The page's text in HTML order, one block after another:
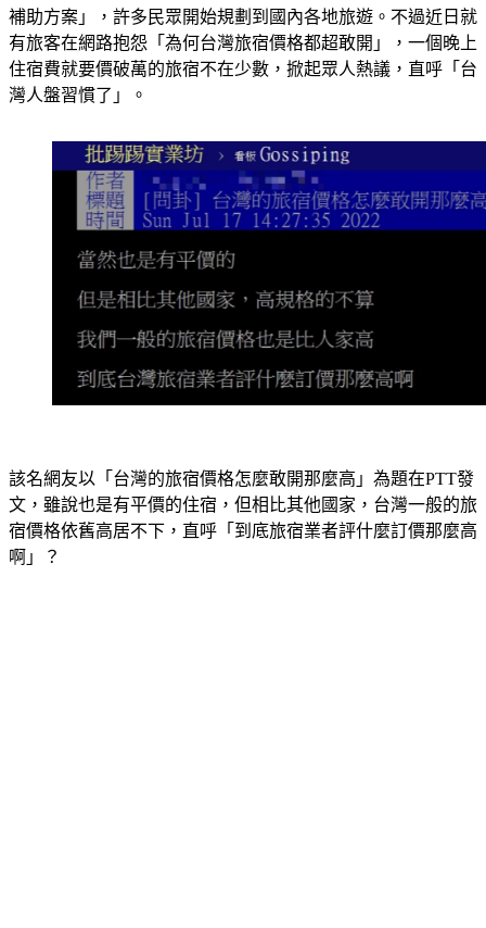
補助方案」，許多民眾開始規劃到國內各地旅遊。不過近日就
有旅客在網路抱怨「為何台灣旅宿價格都超敢開」，一個晚上
住宿費就要價破萬的旅宿不在少數，掀起眾人熱議，直呼「台
灣人盤習慣了」。
該名網友以「台灣的旅宿價格怎麼敢開那麼高」為題在PTT發
文，雖說也是有平價的住宿，但相比其他國家，台灣一般的旅
宿價格依舊高居不下，直呼「到底旅宿業者評什麼訂價那麼高
啊」？